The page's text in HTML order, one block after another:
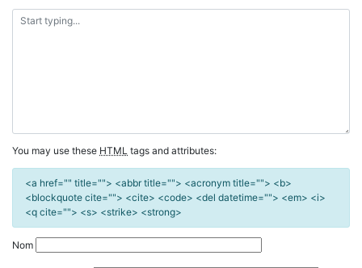
You may use these HTML tags and attributes:
<a href="" title=""> <abbr title=""> <acronym title=""> <b>
<blockquote cite=""> <cite> <code> <del datetime=""> <em> <i>
<q cite=""> <s> <strike> <strong>
Nom